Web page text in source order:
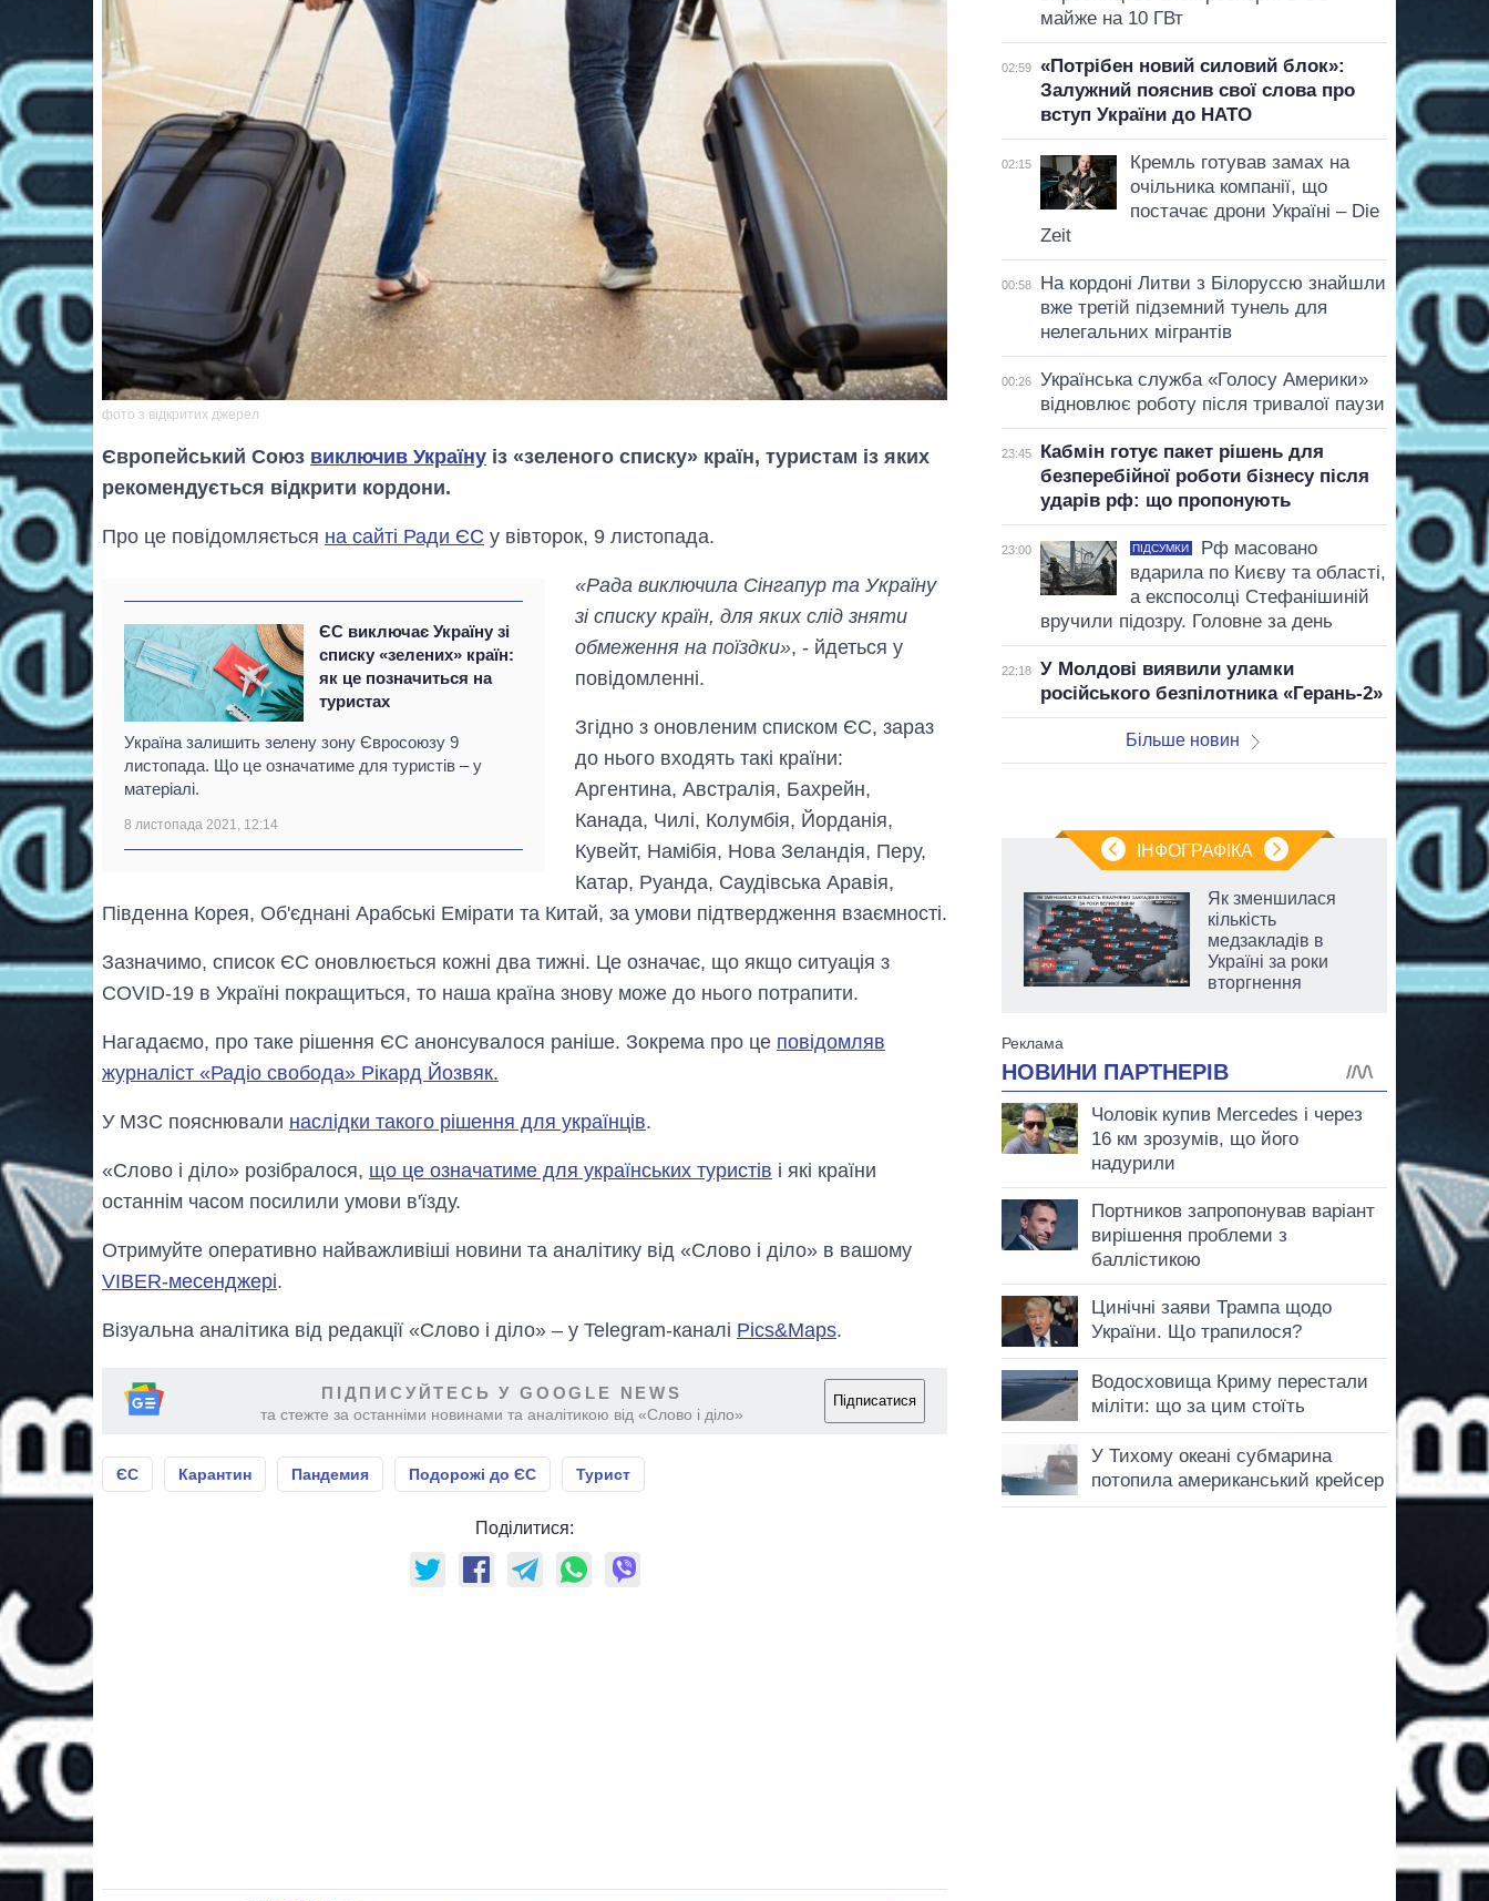
фото з відкритих джерел
Європейський Союз виключив Україну із «зеленого списку» країн, туристам із яких
рекомендується відкрити кордони.
Про це повідомляється на сайті Ради ЄС у вівторок, 9 листопада.
ЄС виключає Україну зі
списку «зелених» країн:
як це позначиться на
туристах
Україна залишить зелену зону Євросоюзу 9
листопада. Що це означатиме для туристів – у
матеріалі.
8 листопада 2021, 12:14
«Рада виключила Сінгапур та Україну
зі списку країн, для яких слід зняти
обмеження на поїздки», - йдеться у
повідомленні.
Згідно з оновленим списком ЄС, зараз
до нього входять такі країни:
Аргентина, Австралія, Бахрейн,
Канада, Чилі, Колумбія, Йорданія,
Кувейт, Намібія, Нова Зеландія, Перу,
Катар, Руанда, Саудівська Аравія,
Південна Корея, Об'єднані Арабські Емірати та Китай, за умови підтвердження взаємності.
Зазначимо, список ЄС оновлюється кожні два тижні. Це означає, що якщо ситуація з
COVID-19 в Україні покращиться, то наша країна знову може до нього потрапити.
Нагадаємо, про таке рішення ЄС анонсувалося раніше. Зокрема про це повідомляв
журналіст «Радіо свобода» Рікард Йозвяк.
У МЗС пояснювали наслідки такого рішення для українців.
«Слово і діло» розібралося, що це означатиме для українських туристів і які країни
останнім часом посилили умови в'їзду.
Отримуйте оперативно найважливіші новини та аналітику від «Слово і діло» в вашому
VIBER-месенджері.
Візуальна аналітика від редакції «Слово і діло» – у Telegram-каналі Pics&Maps.
ПІДПИСУЙТЕСЬ У GOOGLE NEWS
та стежте за останніми новинами та аналітикою від «Слово і діло»
Підписатися
ЄС Карантин Пандемия Подорожі до ЄС Турист
Поділитися:
майже на 10 ГВт
02:59
«Потрібен новий силовий блок»:
Залужний пояснив свої слова про
вступ України до НАТО
02:15
Кремль готував замах на
очільника компанії, що
постачає дрони Україні – Die
Zeit
00:58
На кордоні Литви з Білоруссю знайшли
вже третій підземний тунель для
нелегальних мігрантів
00:26
Українська служба «Голосу Америки»
відновлює роботу після тривалої паузи
23:45
Кабмін готує пакет рішень для
безперебійної роботи бізнесу після
ударів рф: що пропонують
23:00 ПІДСУМКИ
Рф масовано
вдарила по Києву та області,
а експосолці Стефанішиній
вручили підозру. Головне за день
22:18
У Молдові виявили уламки
російського безпілотника «Герань-2»
Більше новин
ІНФОГРАФІКА
Експорт зброї:
скільки ракет,
продала Україна
незалежності
Як зменшилася
кількість
медзакладів в
Україні за роки
вторгнення